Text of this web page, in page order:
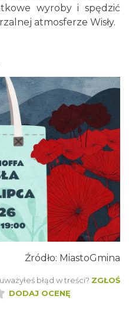
2026-08-11
Z.
z Zaolzia"
2026-07-27
wyroby i spędzić
atmosferze Wisły.
Źródło: MiastoGmina
błąd w treści? ZGŁOŚ
DODAJ OCENĘ